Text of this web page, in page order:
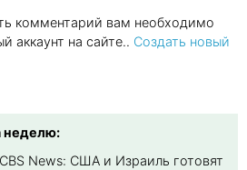
комментарий вам необходимо
аккаунт на сайте.. Создать новый
неделю:
CBS News: США и Израиль готовят